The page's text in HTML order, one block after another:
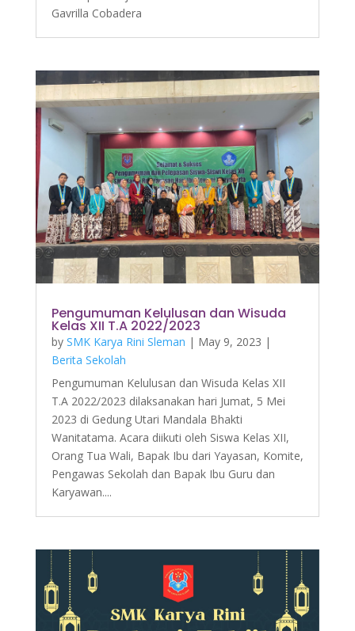
Gavrilla Cobadera
Pengumuman Kelulusan dan Wisuda
Kelas XII T.A 2022/2023
by SMK Karya Rini Sleman | May 9, 2023 |
Berita Sekolah
Pengumuman Kelulusan dan Wisuda Kelas XII
T.A 2022/2023 dilaksanakan hari Jumat, 5 Mei
2023 di Gedung Utari Mandala Bhakti
Wanitatama. Acara diikuti oleh Siswa Kelas XII,
Orang Tua Wali, Bapak Ibu dari Yayasan, Komite,
Pengawas Sekolah dan Bapak Ibu Guru dan
Karyawan....